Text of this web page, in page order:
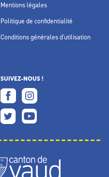
Mentions légales
Politique de confidentialité
Conditions générales d'utilisation
SUIVEZ-NOUS !